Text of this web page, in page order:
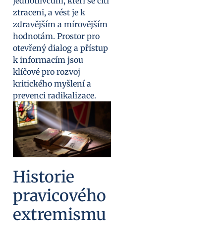
ztraceni, a vést je k
zdravějším a mírovějším
hodnotám. Prostor pro
otevřený dialog a přístup
k informacím jsou
klíčové pro rozvoj
kritického myšlení a
prevenci radikalizace.
Historie
pravicového
extremismu